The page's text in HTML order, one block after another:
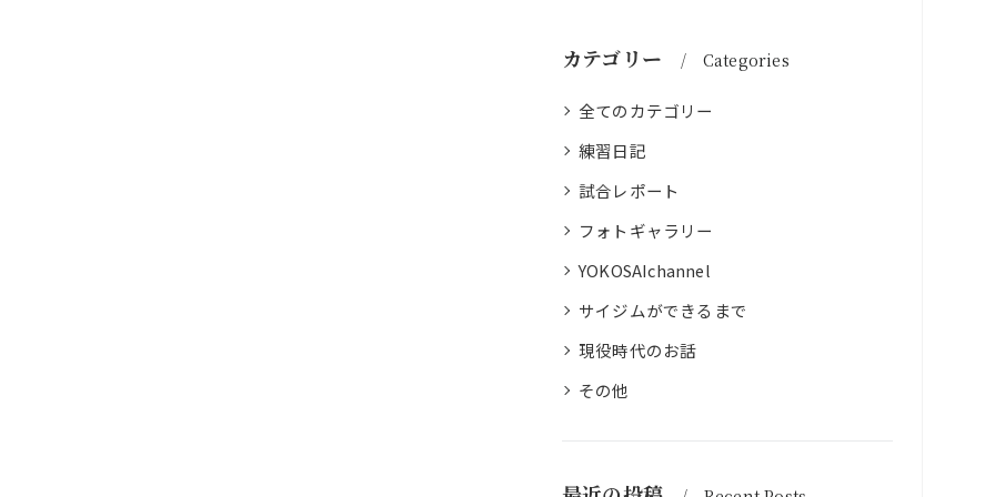
カテゴリー Categories
全てのカテゴリー
練習日記
試合レポート
フォトギャラリー
YOKOSAIchannel
サイジムができるまで
現役時代のお話
その他